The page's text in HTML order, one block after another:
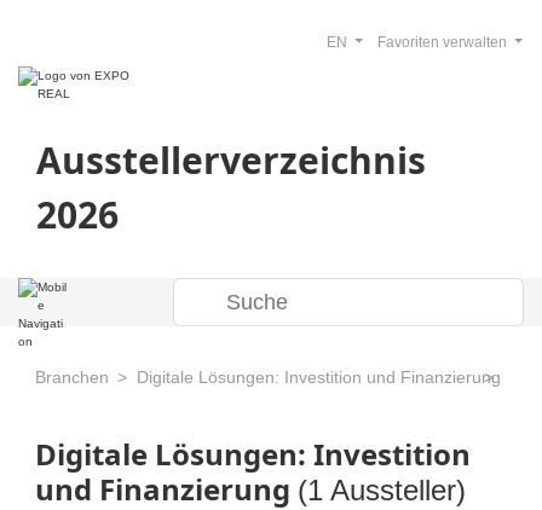
Ausstellerverzeichnis
2026
Favoriten verwalten
EN
Branchen Digitale Lösungen: Investition und Finanzierung
Digitale Lösungen: Investition
und Finanzierung (1 Aussteller)